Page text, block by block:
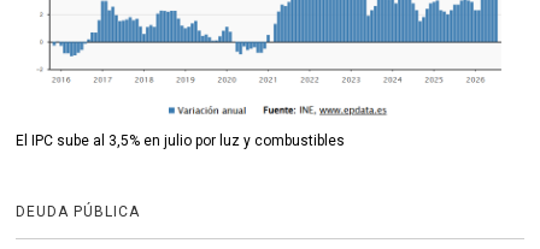
El IPC sube al 3,5% en julio por luz y combustibles
DEUDA PÚBLICA